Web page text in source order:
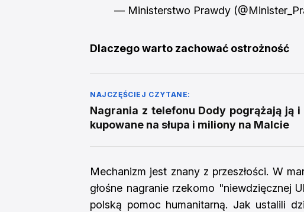
— Ministerstwo Prawdy
Dlaczego warto zachować ostrożność
NAJCZĘŚCIEJ CZYTANE:
Nagrania z telefonu Dody pogrążają ją i
kupowane na słupa i miliony na Malcie
Mechanizm jest znany z przeszłości. W
głośne nagranie rzekomo "niewdzięcznej
polską pomoc humanitarną. Jak ustalili